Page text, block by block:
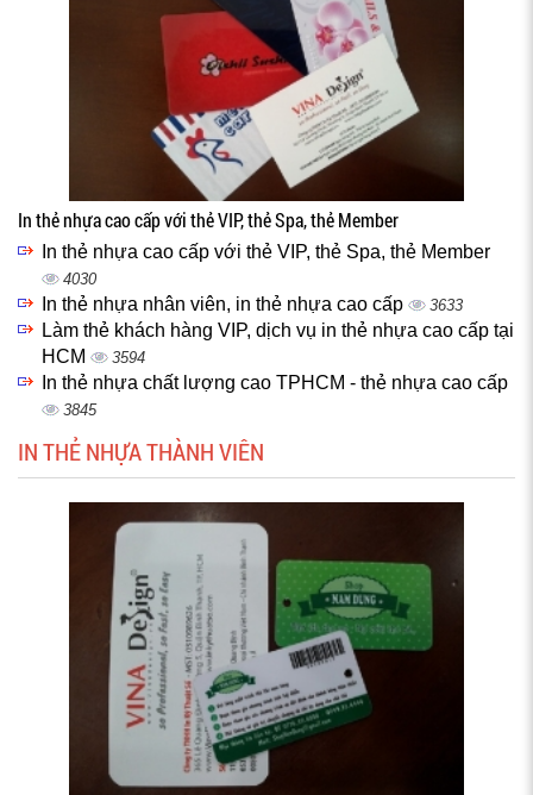
In thẻ nhựa cao cấp với thẻ VIP, thẻ Spa, thẻ Member
In thẻ nhựa cao cấp với thẻ VIP, thẻ Spa, thẻ Member
4030
In thẻ nhựa nhân viên, in thẻ nhựa cao cấp 3633
Làm thẻ khách hàng VIP, dịch vụ in thẻ nhựa cao cấp tại
HCM
3594
In thẻ nhựa chất lượng cao TPHCM - thẻ nhựa cao cấp
3845
IN THẺ NHỰA THÀNH VIÊN